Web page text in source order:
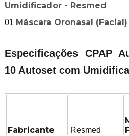
Umidificador - Resmed
01 Máscara Oronasal
Especificações CPAP
10 Autoset com
Fabricante Resmed